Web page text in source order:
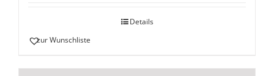
Details
zur Wunschliste